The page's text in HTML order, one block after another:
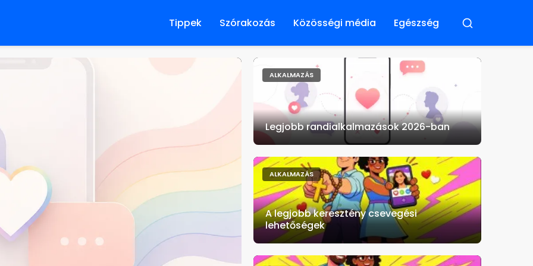
Tippek Szórakozás Közösségi média Egészség Buscar
ALKALMAZÁS
Legjobb randialkalmazások 2026-ban
ALKALMAZÁS
A legjobb keresztény csevegési
lehetőségek